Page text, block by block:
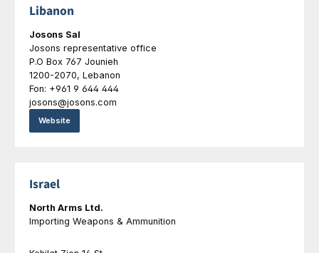
Libanon
Josons Sal
Josons representative office
P.O Box 767 Jounieh
1200-2070, Lebanon
Fon: +961 9 644 444
josons@josons.com
Website
Israel
North Arms Ltd.
Importing Weapons & Ammunition